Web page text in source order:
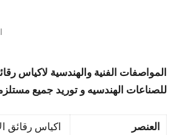
المواصفات الفنية والهندسية لاكياس
للصناعات الهندسيه و توريد جميع
العنصر
اكياس رقائق